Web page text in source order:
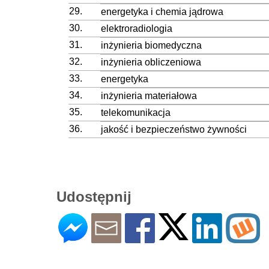
29.
energetyka i chemia jądrowa
30.
elektroradiologia
31.
inżynieria biomedyczna
32.
inżynieria obliczeniowa
33.
energetyka
34.
inżynieria materiałowa
35.
telekomunikacja
36.
jakość i bezpieczeństwo żywności
Udostępnij